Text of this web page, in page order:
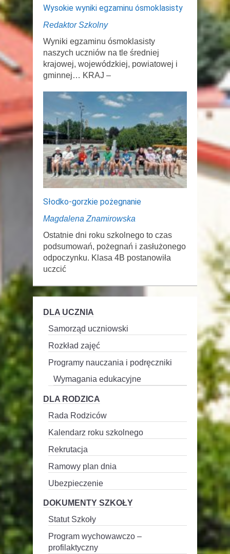
Wysokie wyniki egzaminu ósmoklasisty
Redaktor Szkolny
Wyniki egzaminu ósmoklasisty
naszych uczniów na tle średniej
krajowej, wojewódzkiej, powiatowej i
gminnej… KRAJ –
Słodko-gorzkie pożegnanie
Magdalena Znamirowska
Ostatnie dni roku szkolnego to czas
podsumowań, pożegnań i zasłużonego
odpoczynku. Klasa 4B postanowiła
uczcić
DLA UCZNIA
Samorząd uczniowski
Rozkład zajęć
Programy nauczania i podręczniki
Wymagania edukacyjne
DLA RODZICA
Rada Rodziców
Kalendarz roku szkolnego
Rekrutacja
Ramowy plan dnia
Ubezpieczenie
DOKUMENTY SZKOŁY
Statut Szkoły
Program wychowawczo –
profilaktyczny